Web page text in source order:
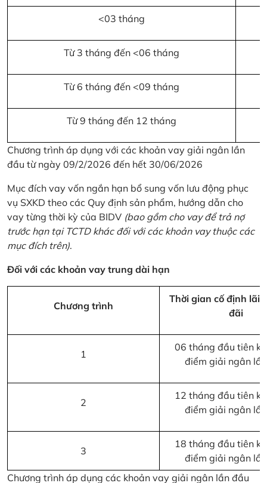
<03 tháng
Từ 3 tháng đến <06 tháng
Từ 6 tháng đến <09 tháng
Từ 9 tháng đến 12 tháng
Chương trình áp dụng với các khoản vay giải ngân lần
đầu từ ngày 09/2/2026 đến hết 30/06/2026
Mục đích vay vốn ngắn hạn bổ sung vốn lưu động phục
vụ SXKD theo các Quy định sản phẩm, hướng dẫn cho
vay từng thời kỳ của BIDV (bao gồm cho vay để trả nợ
trước hạn tại TCTD khác đối với các khoản vay thuộc các
mục đích trên).
Đối với các khoản vay trung dài hạn
Chương trình
Thời gian cố định lãi
đãi
1
06 tháng đầu tiên
điểm giải ngân
2
12 tháng đầu tiên
điểm giải ngân
3
18 tháng đầu tiên
điểm giải ngân
Chương trình áp dụng các khoản vay giải ngân lần đầu